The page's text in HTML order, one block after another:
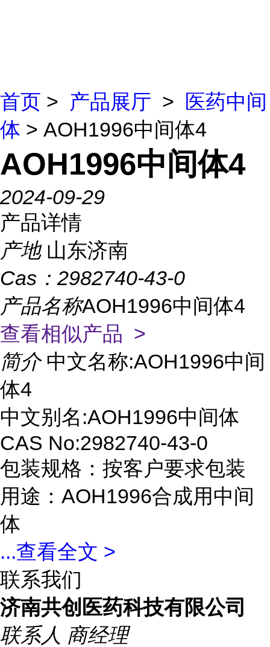
首页 > 产品展厅 >
医药中间
体 > AOH1996中间体4
AOH1996中间体4
2024-09-29
产品详情
产地 山东济南
Cas： 2982740-43-0
产品名称AOH1996中间体4
查看相似产品 >
简介 中文名称:AOH1996中间
体4
中文别名:AOH1996中间体
CAS No:2982740-43-0
包装规格：按客户要求包装
用途：AOH1996合成用中间
体
...查看全文 >
联系我们
济南共创医药科技有限公司
联系人 商经理